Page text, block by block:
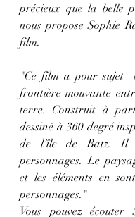
précieux que la belle
nous propose Sophie
film.
"Ce film a pour sujet
frontière mouvante
terre. Construit à
dessiné à 360 degré
de l’île de Batz.
personnages. Le
et les éléments en
personnages."
Vous pouvez écouter